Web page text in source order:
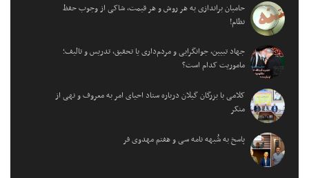
حامیان براندازی به هر روش و هر قیمت، شاکی از وجوب حفظ
نظام!
جهاد تبیین، جوانگرایی و مردم‌داری یا تحقیق، تدریس و تالیف؛
ماموریت کدام است؟
کلامی با بزرگان گیلان درباره ستاد احیای امر به معروف و نهی از
منکر
پاسخ به شُبهه نامه سی و هفتم مهدوی فر